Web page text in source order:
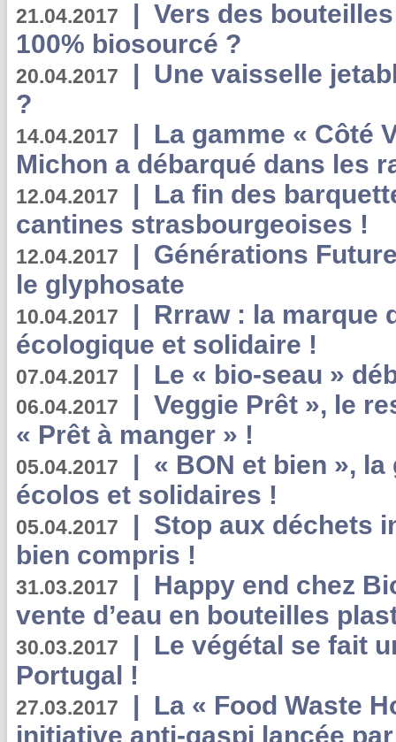
21.04.2017 | Vers des
100% biosourcé ?
20.04.2017 | Une vaisselle
?
14.04.2017 | La gamme « Côté
Michon a débarqué dans les
12.04.2017 | La fin des
cantines strasbourgeoises !
12.04.2017 | Générations
le glyphosate
10.04.2017 | Rrraw : la marque
écologique et solidaire !
07.04.2017 | Le « bio-seau »
06.04.2017 | Veggie Prêt », le
« Prêt à manger » !
05.04.2017 | « BON et bien »,
écolos et solidaires !
05.04.2017 | Stop aux déchets
bien compris !
31.03.2017 | Happy end chez
vente d’eau en bouteilles
30.03.2017 | Le végétal se fait
Portugal !
27.03.2017 | La « Food Waste
initiative anti-gaspi lancée